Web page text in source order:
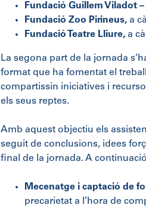
Fundació Guillem Viladot –
Fundació Zoo Pirineus, a
Fundació Teatre Lliure, a
La segona part de la jornada
format que ha fomentat el
compartissin iniciatives i
els seus reptes.
Amb aquest objectiu els
seguit de conclusions, idees
final de la jornada. A
Mecenatge i captació de
precarietat a l’hora de